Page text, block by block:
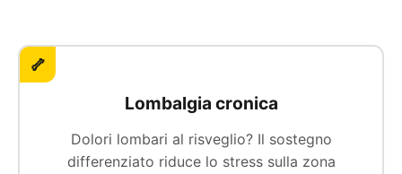
🦴
Lombalgia cronica
Dolori lombari al risveglio? Il sostegno
differenziato riduce lo stress sulla zona